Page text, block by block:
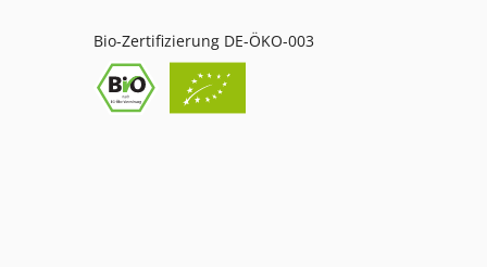
Bio-Zertifizierung DE-ÖKO-003